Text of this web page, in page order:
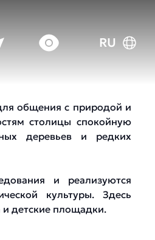
RU
общения с природой и
столицы спокойную
деревьев и редких
и реализуются
культуры. Здесь
детские площадки.